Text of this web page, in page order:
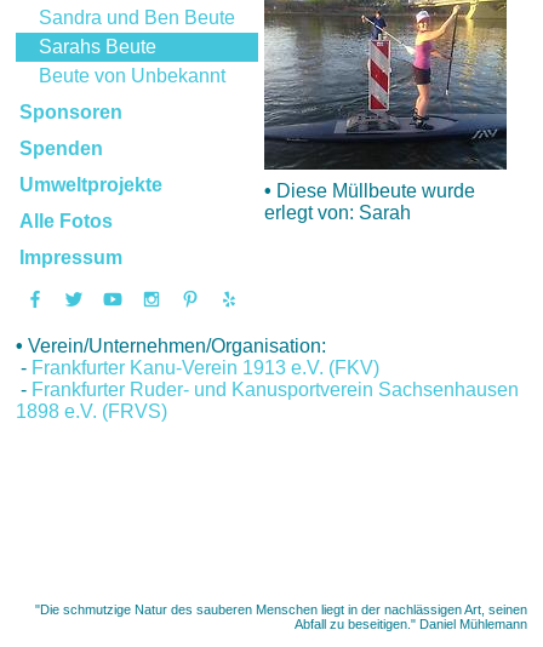
Sandra und Ben Beute
Sarahs Beute
Beute von Unbekannt
Sponsoren
Spenden
Umweltprojekte
Alle Fotos
Impressum
• Diese Müllbeute wurde
erlegt von: Sarah
• Verein/Unternehmen/Organisation:
- Frankfurter Kanu-Verein 1913 e.V. (FKV)
- Frankfurter Ruder- und Kanusportverein Sachsenhausen
1898 e.V. (FRVS)
"Die schmutzige Natur des sauberen Menschen liegt in der nachlässigen Art, seinen
Abfall zu beseitigen." Daniel Mühlemann